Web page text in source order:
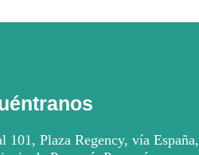
101, Plaza Regency, vía España,